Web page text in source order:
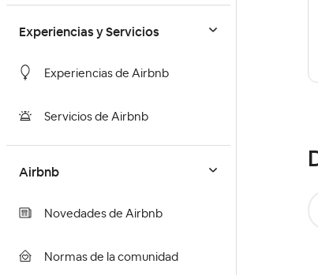
Experiencias y Servicios
Experiencias de Airbnb
Servicios de Airbnb
Airbnb
Novedades de Airbnb
Normas de la comunidad
anuncio